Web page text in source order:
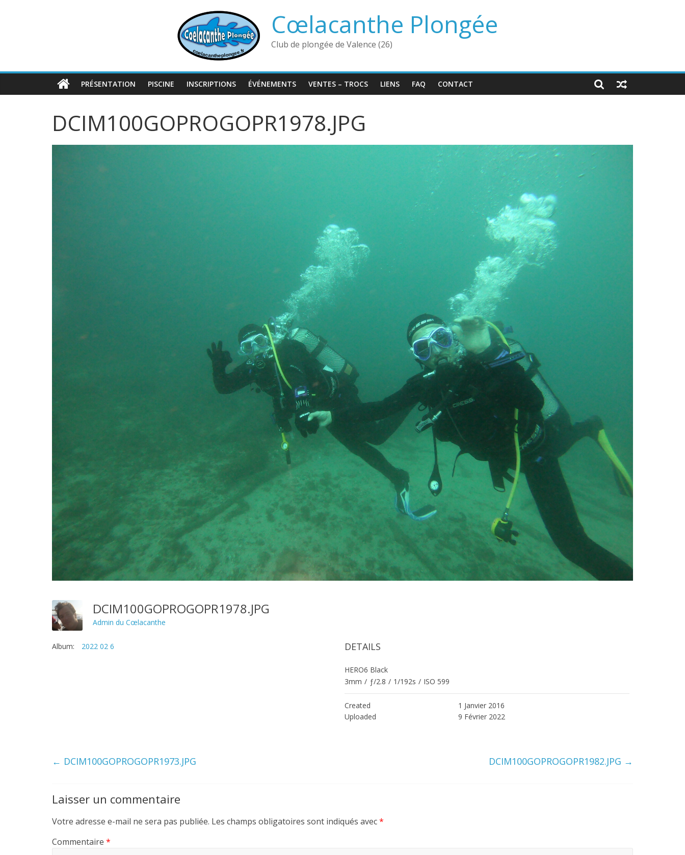
Cœlacanthe Plongée
Club de plongée de Valence (26)
PRÉSENTATION PISCINE INSCRIPTIONS ÉVÉNEMENTS VENTES – TROCS LIENS FAQ CONTACT
DCIM100GOPROGOPR1978.JPG
DCIM100GOPROGOPR1978.JPG
Admin du Cœlacanthe
Album: 2022 02 6 DETAILS
HERO6 Black
3mm / ƒ/2.8 / 1/192s / ISO 599
Created
1 Janvier 2016
Uploaded
9 Février 2022
← DCIM100GOPROGOPR1973.JPG DCIM100GOPROGOPR1982.JPG →
Laisser un commentaire
Votre adresse e-mail ne sera pas publiée. Les champs obligatoires sont indiqués avec*
Commentaire *